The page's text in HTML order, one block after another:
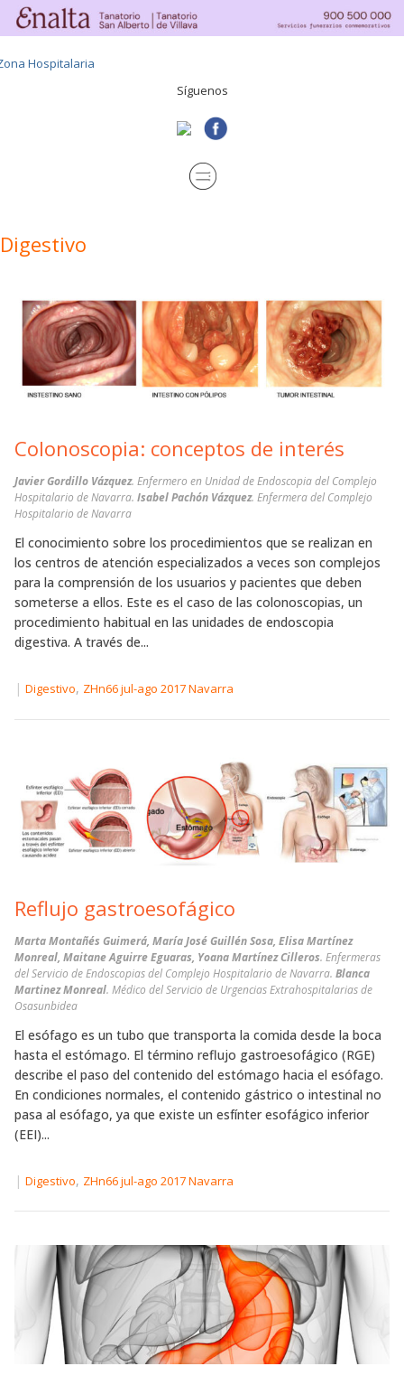
Síguenos
Digestivo
Colonoscopia: conceptos de interés
Javier Gordillo Vázquez. Enfermero en Unidad de Endoscopia del Complejo
Hospitalario de Navarra. Isabel Pachón Vázquez. Enfermera del Complejo
Hospitalario de Navarra
El conocimiento sobre los procedimientos que se realizan en
los centros de atención especializados a veces son complejos
para la comprensión de los usuarios y pacientes que deben
someterse a ellos. Este es el caso de las colonoscopias, un
procedimiento habitual en las unidades de endoscopia
digestiva. A través de...
| Digestivo, ZHn66 jul-ago 2017 Navarra
Reflujo gastroesofágico
Marta Montañés Guimerá, María José Guillén Sosa, Elisa Martínez
Monreal, Maitane Aguirre Eguaras, Yoana Martínez Cilleros. Enfermeras
del Servicio de Endoscopias del Complejo Hospitalario de Navarra. Blanca
Martinez Monreal. Médico del Servicio de Urgencias Extrahospitalarias de
Osasunbidea
El esófago es un tubo que transporta la comida desde la boca
hasta el estómago. El término reflujo gastroesofágico (RGE)
describe el paso del contenido del estómago hacia el esófago.
En condiciones normales, el contenido gástrico o intestinal no
pasa al esófago, ya que existe un esfínter esofágico inferior
(EEI)...
| Digestivo, ZHn66 jul-ago 2017 Navarra